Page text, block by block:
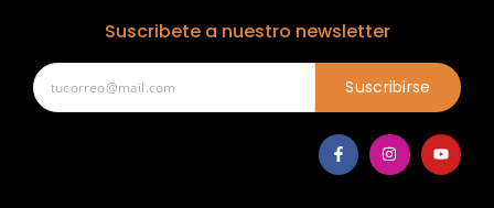
Suscribete a nuestro newsletter
Suscribirse